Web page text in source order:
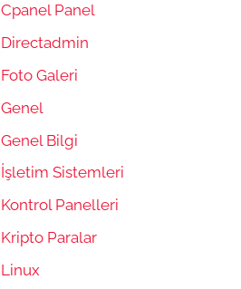
Cpanel Panel
Directadmin
Foto Galeri
Genel
Genel Bilgi
İşletim Sistemleri
Kontrol Panelleri
Kripto Paralar
Linux